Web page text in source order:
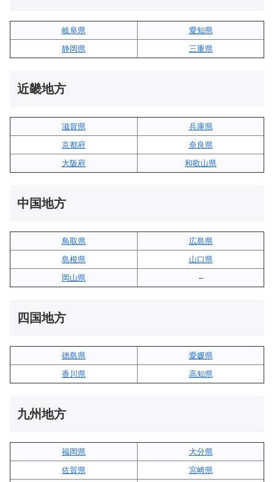
岐阜県
愛知県
静岡県
三重県
近畿地方
滋賀県
兵庫県
京都府
奈良県
大阪府
和歌山県
中国地方
鳥取県
広島県
島根県
山口県
岡山県
–
四国地方
徳島県
愛媛県
香川県
高知県
九州地方
福岡県
大分県
佐賀県
宮崎県